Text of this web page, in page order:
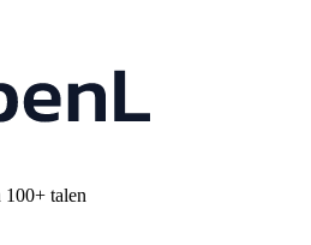
talen